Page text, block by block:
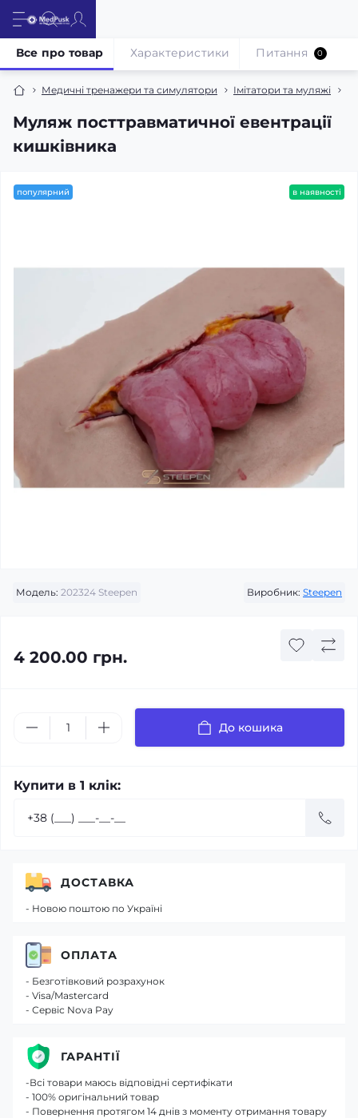
Медичні тренажери та симулятори Імітатори та муляжі
Муляж посттравматичної евентрації
кишківника
Все про товар Характеристики Питання 0
популярний в наявності
Модель: 202324 Steepen Виробник: Steepen
4 200.00 грн.
До кошика
Купити в 1 клік:
ДОСТАВКА
- Новою поштою по Україні
ОПЛАТА
- Безготівковий розрахунок
- Visa/Mastercard
- Сервіс Nova Pay
ГАРАНТІЇ
-Всі товари маюсь відповідні сертифікати
- 100% оригінальний товар
- Повернення протягом 14 днів з моменту отримання товару